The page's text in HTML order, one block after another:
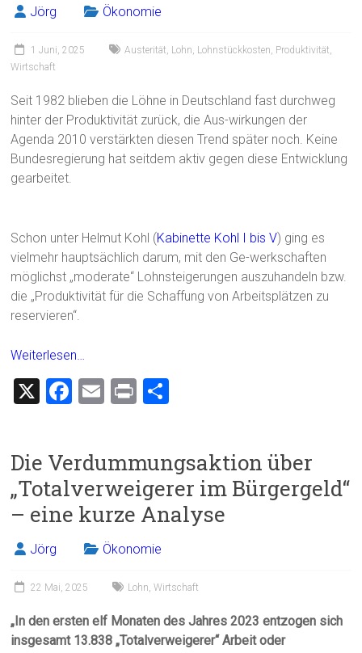
Jörg Ökonomie
1 Juni, 2025 Austerität, Lohn, Lohnstückkosten, Produktivität,
Wirtschaft
Seit 1982 blieben die Löhne in Deutschland fast durchweg
hinter der Produktivität zurück, die Aus-wirkungen der
Agenda 2010 verstärkten diesen Trend später noch. Keine
Bundesregierung hat seitdem aktiv gegen diese Entwicklung
gearbeitet.
Schon unter Helmut Kohl (Kabinette Kohl I bis V) ging es
vielmehr hauptsächlich darum, mit den Ge-werkschaften
möglichst „moderate“ Lohnsteigerungen auszuhandeln bzw.
die „Produktivität für die Schaffung von Arbeitsplätzen zu
reservieren“.
Weiterlesen…
X
F
b
o
ok
E
l
Pr
n
Die Verdummungsaktion über
„Totalverweigerer im Bürgergeld“
– eine kurze Analyse
Jörg Ökonomie
22 Mai, 2025 Lohn,Wirtschaft
„In den ersten elf Monaten des Jahres 2023 entzogen sich
insgesamt 13.838 „Totalverweigerer“ Arbeit oder